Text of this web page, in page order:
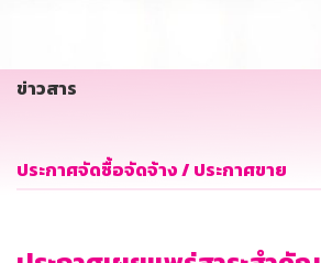
ข่าวสาร
ประกาศจัดซื้อจัดจ้าง / ประกาศขาย